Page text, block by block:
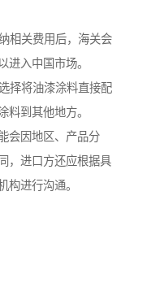
相关费用后，海关会
进入中国市场。
择将油漆涂料直接配
料到其他地方。
会因地区、产品分
，进口方还应根据具
构进行沟通。